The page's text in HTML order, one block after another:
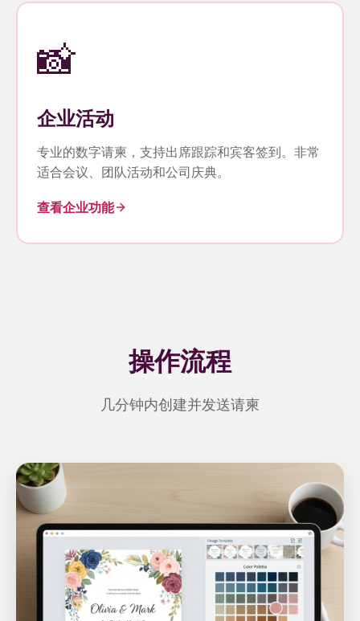
📸
企业活动
专业的数字请柬，支持出席跟踪和宾客签到。非常
适合会议、团队活动和公司庆典。
查看企业功能
操作流程
几分钟内创建并发送请柬